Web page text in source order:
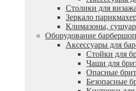
Столики для
Зеркало
Климазоны,
Оборудование
Аксессуары для
Стойки для
Чаши для
Опасные
Безопасные